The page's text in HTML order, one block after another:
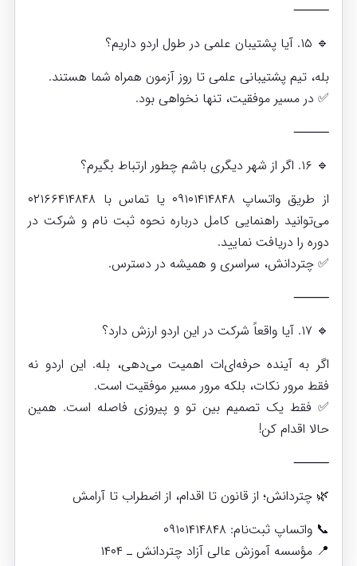
⸻
🔹 ۱۵. آیا پشتیبان علمی در طول اردو داریم؟
بله، تیم پشتیبانی علمی تا روز آزمون همراه شما هستند.
✅ در مسیر موفقیت، تنها نخواهی بود.
⸻
🔹 ۱۶. اگر از شهر دیگری باشم چطور ارتباط بگیرم؟
از طریق واتساپ ۰۹۱۰۱۴۱۴۸۴۸ یا تماس با ۰۲۱۶۶۴۱۴۸۴۸
می‌توانید راهنمایی کامل درباره نحوه ثبت نام و شرکت در
دوره را دریافت نمایید.
✅ چتردانش، سراسری و همیشه در دسترس.
⸻
🔹 ۱۷. آیا واقعاً شرکت در این اردو ارزش دارد؟
اگر به آینده حرفه‌ای‌ات اهمیت می‌دهی، بله. این اردو نه
فقط مرور نکات، بلکه مرور مسیر موفقیت است.
✅ فقط یک تصمیم بین تو و پیروزی فاصله است. همین
حالا اقدام کن!
⸻
🌿 چتردانش؛ از قانون تا اقدام، از اضطراب تا آرامش
📞 واتساپ ثبت‌نام: ۰۹۱۰۱۴۱۴۸۴۸
📍 مؤسسه آموزش عالی آزاد چتردانش ـ ۱۴۰۴